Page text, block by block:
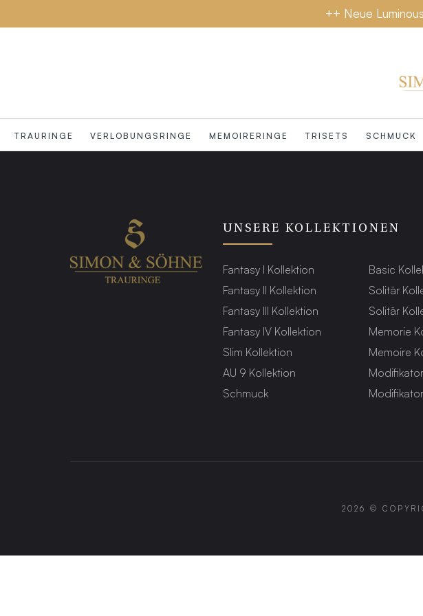
++ Neue
TRAURINGE VERLOBUNGSRINGE MEMOIRERINGE TRISETS SCHMUCK
UNSERE KOLLEKTIONEN
Fantasy I Kollektion
Fantasy II Kollektion
Fantasy III Kollektion
Fantasy IV Kollektion
Slim Kollektion
AU 9 Kollektion
Schmuck
Basic
Solitär
Solitär
Memorie
Memoire
2026 ©